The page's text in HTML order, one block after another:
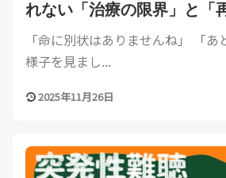
れない「治療の限界」と「
「命に別状はありませんね」 「あ
様子を見まし...
2025年11月26日